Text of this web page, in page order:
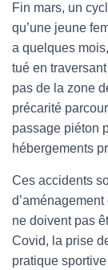
Fin mars, un
qu’une jeune
a quelques
tué en
pas de la zone
précarité
passage piéton
hébergements
Ces accidents
ne doivent pas
Covid, la prise
pratique